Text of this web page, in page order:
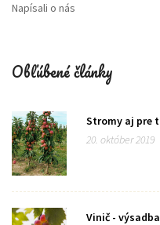
Napísali o nás
Obľúbené články
Stromy aj pre
20. október 2019
Vinič -